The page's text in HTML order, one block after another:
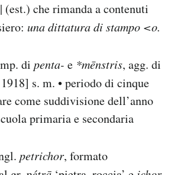
(est.) che rimanda a contenuti
una dittatura di stampo <o.
di penta- e *mēnstris, agg. di
1918] s. m. • periodo di cinque
come suddivisione dell’anno
primaria e secondaria
petrichor, formato